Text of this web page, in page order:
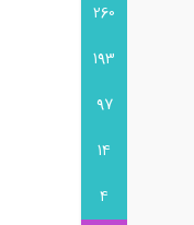
260
193
97
14
4